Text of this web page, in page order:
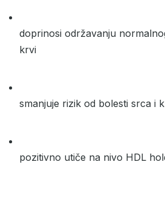
doprinosi održavanju
krvi
smanjuje rizik od bolesti srca i
pozitivno utiče na nivo HDL